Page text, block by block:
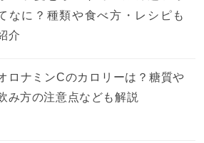
なに？種類や食べ方・レシピも
介
ロナミンCのカロリーは？糖質や
み方の注意点なども解説